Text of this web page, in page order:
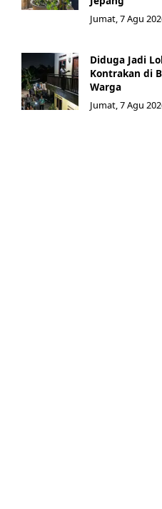
Jumat, 7 Agu
Diduga Jadi
Kontrakan di
Warga
Jumat, 7 Agu